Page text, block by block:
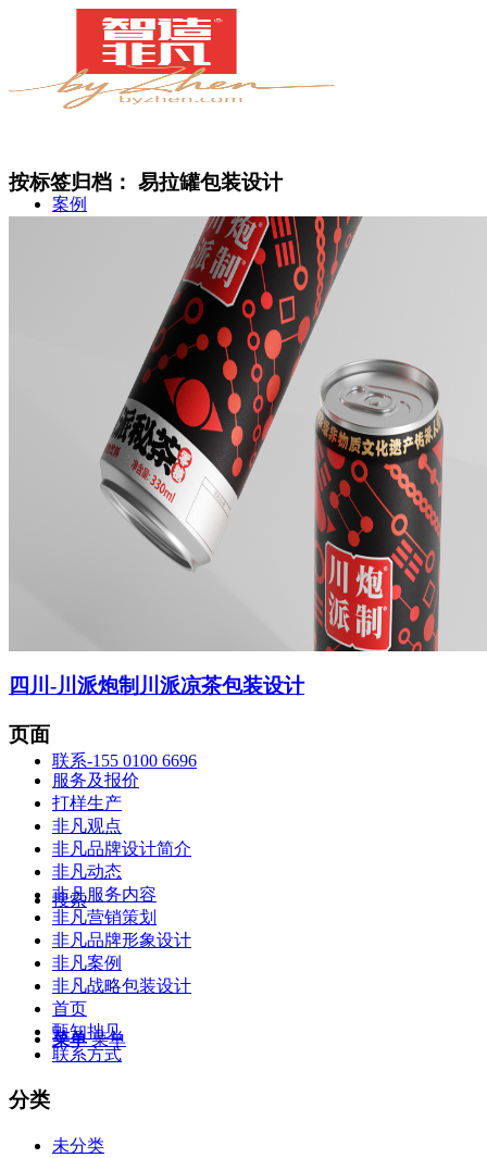
案例
甄知灼见
联系-155 0100 6696
搜索
菜单 菜单
按标签归档： 易拉罐包装设计
四川-川派炮制川派凉茶包装设计
页面
服务及报价
打样生产
非凡观点
非凡品牌设计简介
非凡动态
非凡服务内容
非凡营销策划
非凡品牌形象设计
非凡案例
非凡战略包装设计
首页
甄知拙见
联系方式
分类
未分类